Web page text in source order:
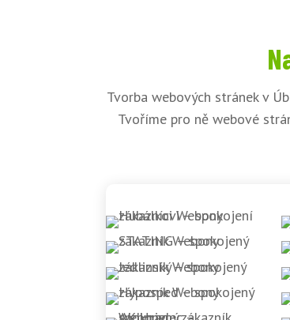
Tvorba webových stránek v
Tvoříme pro ně webové